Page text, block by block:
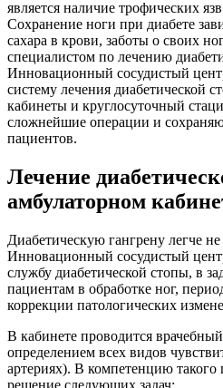
Сохранение ноги при диабете
сахара в крови, заботы о своих
специалистом по лечению
Инновационный сосудистый
систему лечения диабетической
кабинеты и круглосуточный
сложнейшие операции и
пациентов.
Лечение
амбулаторном
Диабетическую гангрену легче
Инновационный сосудистый
службу диабетической стопы, в
пациентам в обработке ног,
коррекции патологических
В кабинете проводится
определением всех видов
артериях). В компетенцию такого